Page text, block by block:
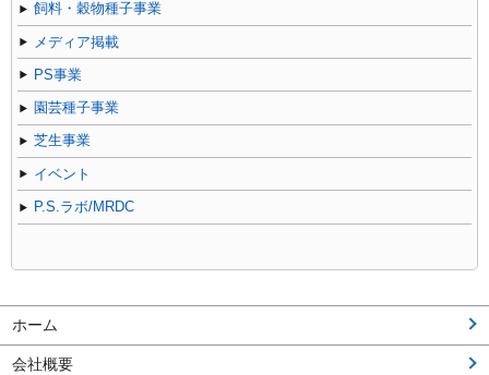
飼料・穀物種子事業
メディア掲載
PS事業
園芸種子事業
芝生事業
イベント
P.S.ラボ/MRDC
ホーム
会社概要